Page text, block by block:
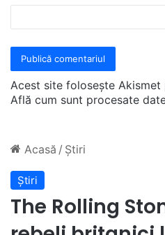
Acest site folosește Akismet
Află cum sunt procesate